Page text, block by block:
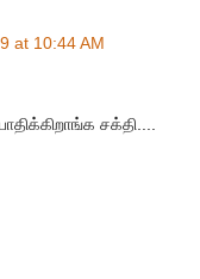
at 10:44 AM
சக்தி....